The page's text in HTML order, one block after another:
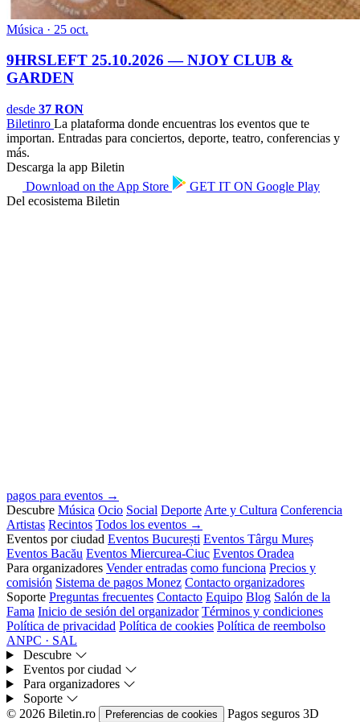
Música · 25 oct.
9HRSLEFT 25.10.2026 — NJOY CLUB &
GARDEN
desde 37 RON
Biletinro La plataforma donde encuentras los eventos que te
importan. Entradas para conciertos, deporte, teatro, conferencias y
más.
Descarga la app Biletin
Download on the App Store GET IT ON Google Play
Del ecosistema Biletin
pagos para eventos →
Descubre Música Ocio Social Deporte Arte y Cultura Conferencia
Artistas Recintos Todos los eventos →
Eventos por ciudad Eventos București Eventos Târgu Mureș
Eventos Bacău Eventos Miercurea-Ciuc Eventos Oradea
Para organizadores Vender entradas como funciona Precios y
comisión Sistema de pagos Monez Contacto organizadores
Soporte Preguntas frecuentes Contacto Equipo Blog Salón de la
Fama Inicio de sesión del organizador Términos y condiciones
Política de privacidad Política de cookies Política de reembolso
ANPC · SAL
Descubre
Eventos por ciudad
Para organizadores
Soporte
© 2026 Biletin.ro
Preferencias de cookies Pagos seguros 3D